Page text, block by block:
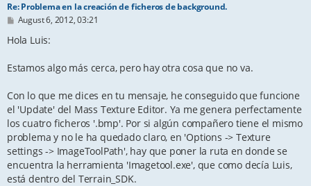
Re: Problema en la creación de ficheros de background.
P
s
August 6, 2012, 03:21
Hola Luis:
Estamos algo más cerca, pero hay otra cosa que no va.
Con lo que me dices en tu mensaje, he conseguido que funcione
el 'Update' del Mass Texture Editor. Ya me genera perfectamente
los cuatro ficheros '.bmp'. Por si algún compañero tiene el mismo
problema y no le ha quedado claro, en 'Options -> Texture
settings -> ImageToolPath', hay que poner la ruta en donde se
encuentra la herramienta 'Imagetool.exe', que como decía Luis,
está dentro del Terrain_SDK.